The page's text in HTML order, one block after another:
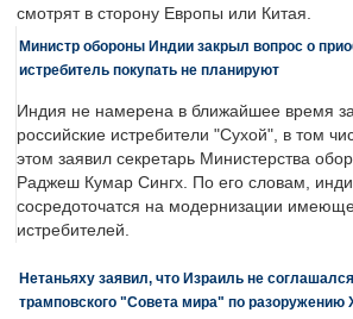
смотрят в сторону Европы или Китая.
Министр обороны Индии закрыл вопрос о
истребитель покупать не планируют
Индия не намерена в ближайшее время
российские истребители "Сухой", в том
этом заявил секретарь Министерства
Раджеш Кумар Сингх. По его словам,
сосредоточатся на модернизации
истребителей.
Нетаньяху заявил, что Израиль не
трамповского "Совета мира" по